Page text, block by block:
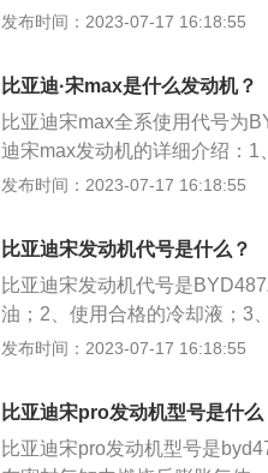
可。
火等形式。额定功率为113kw
计。高配车型还将采用矩阵型
灯。2、配置方面。宋MAX配
第二/三排空调出风口、后排独
配置。
发布时间：2023-07-17 16:18:55
比亚迪·宋max是什么发动机？
比亚迪宋max全系使用代号为
迪宋max发动机的详细介绍：
大扭矩，能在5200转每分钟时
可以在较低的转速下输出最大
双离合变速箱。3、双离合变
量涡轮增压发动机配合使用。
发布时间：2023-07-17 16:18:55
比亚迪宋发动机代号是什么？
比亚迪宋发动机代号是
油；2、使用合格的冷却液；3
按时更换汽车三滤；6、保持
搭载了1.5t涡轮增压发动机，
的是6挡手动变速箱。
发布时间：2023-07-17 16:18:55
比亚迪宋pro发动机型号是什么
比亚迪宋pro发动机型号是